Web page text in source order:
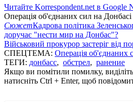
Читайте Korrespondent.net в Google
Операція об'єднаних сил на Донбасі
СюжетКадрова політика
доручає "нести мир на Донбас"?
Військовий прокурор застеріг від
СПЕЦТЕМА: Операція об'єднаних
ТЕГИ: донбасс, обстрел, ранение
Якщо ви помітили помилку, виділіть
натисніть Ctrl + Enter, щоб